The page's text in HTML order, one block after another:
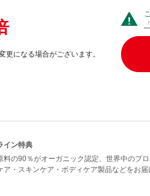
になる場合がございます。
イン特典
の90％がオーガニック認定、世界中のプ
・スキンケア・ボディケア製品などをお